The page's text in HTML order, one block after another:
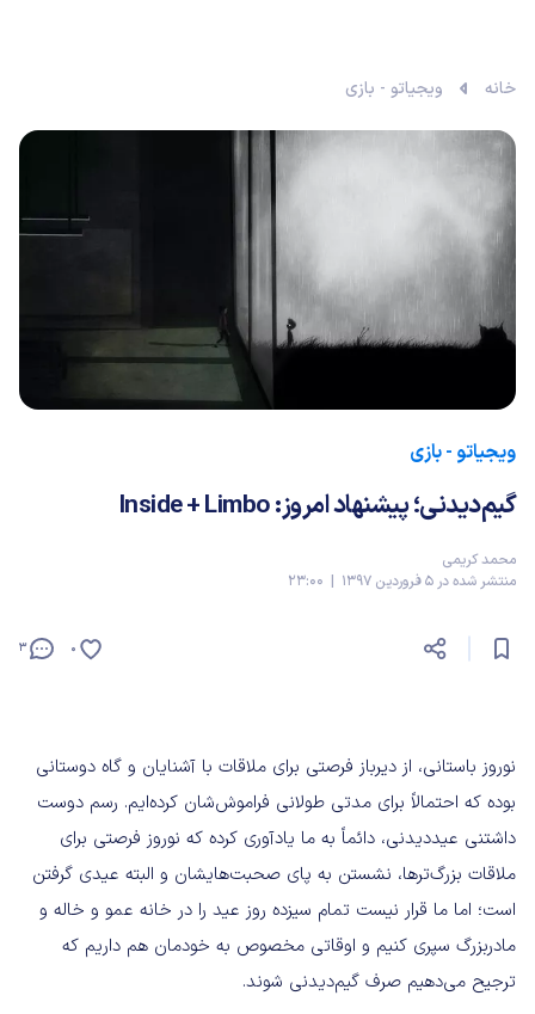
خانه ویجیاتو - بازی
ویجیاتو - بازی
گیم‌دیدنی؛ پیشنهاد امروز: Inside + Limbo
محمد کریمی
منتشر شده در 5 فروردین 1397 | 23:00
3 0
نوروز باستانی، از دیرباز فرصتی برای ملاقات با آشنایان و گاه دوستانی
بوده که احتمالاً برای مدتی طولانی فراموش‌شان کرده‌ایم. رسم دوست
داشتنی عیددیدنی، دائماً به ما یادآوری کرده که نوروز فرصتی برای
ملاقات بزرگ‌ترها، نشستن به پای صحبت‌هایشان و البته عیدی گرفتن
است؛ اما ما قرار نیست تمام سیزده روز عید را در خانه عمو و خاله و
مادربزرگ سپری کنیم و اوقاتی مخصوص به خودمان هم داریم که
ترجیح می‌دهیم صرف گیم‌دیدنی شوند.